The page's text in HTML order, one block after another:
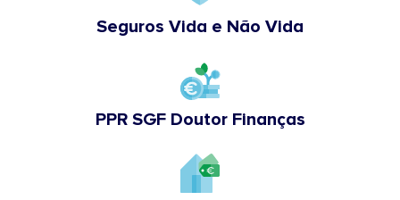
Seguros Vida e Não Vida
PPR SGF Doutor Finanças